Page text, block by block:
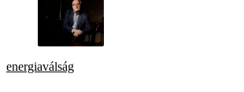
energiaválság